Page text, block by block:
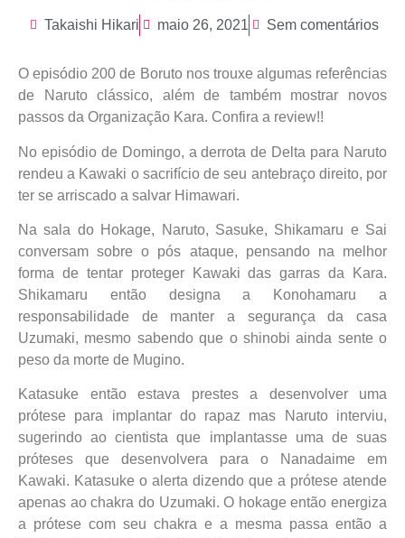
Takaishi Hikari maio 26, 2021 Sem comentários
O episódio 200 de Boruto nos trouxe algumas referências
de Naruto clássico, além de também mostrar novos
passos da Organização Kara. Confira a review!!
No episódio de Domingo, a derrota de Delta para Naruto
rendeu a Kawaki o sacrifício de seu antebraço direito, por
ter se arriscado a salvar Himawari.
Na sala do Hokage, Naruto, Sasuke, Shikamaru e Sai
conversam sobre o pós ataque, pensando na melhor
forma de tentar proteger Kawaki das garras da Kara.
Shikamaru então designa a Konohamaru a
responsabilidade de manter a segurança da casa
Uzumaki, mesmo sabendo que o shinobi ainda sente o
peso da morte de Mugino.
Katasuke então estava prestes a desenvolver uma
prótese para implantar do rapaz mas Naruto interviu,
sugerindo ao cientista que implantasse uma de suas
próteses que desenvolvera para o Nanadaime em
Kawaki. Katasuke o alerta dizendo que a prótese atende
apenas ao chakra do Uzumaki. O hokage então energiza
a prótese com seu chakra e a mesma passa então a